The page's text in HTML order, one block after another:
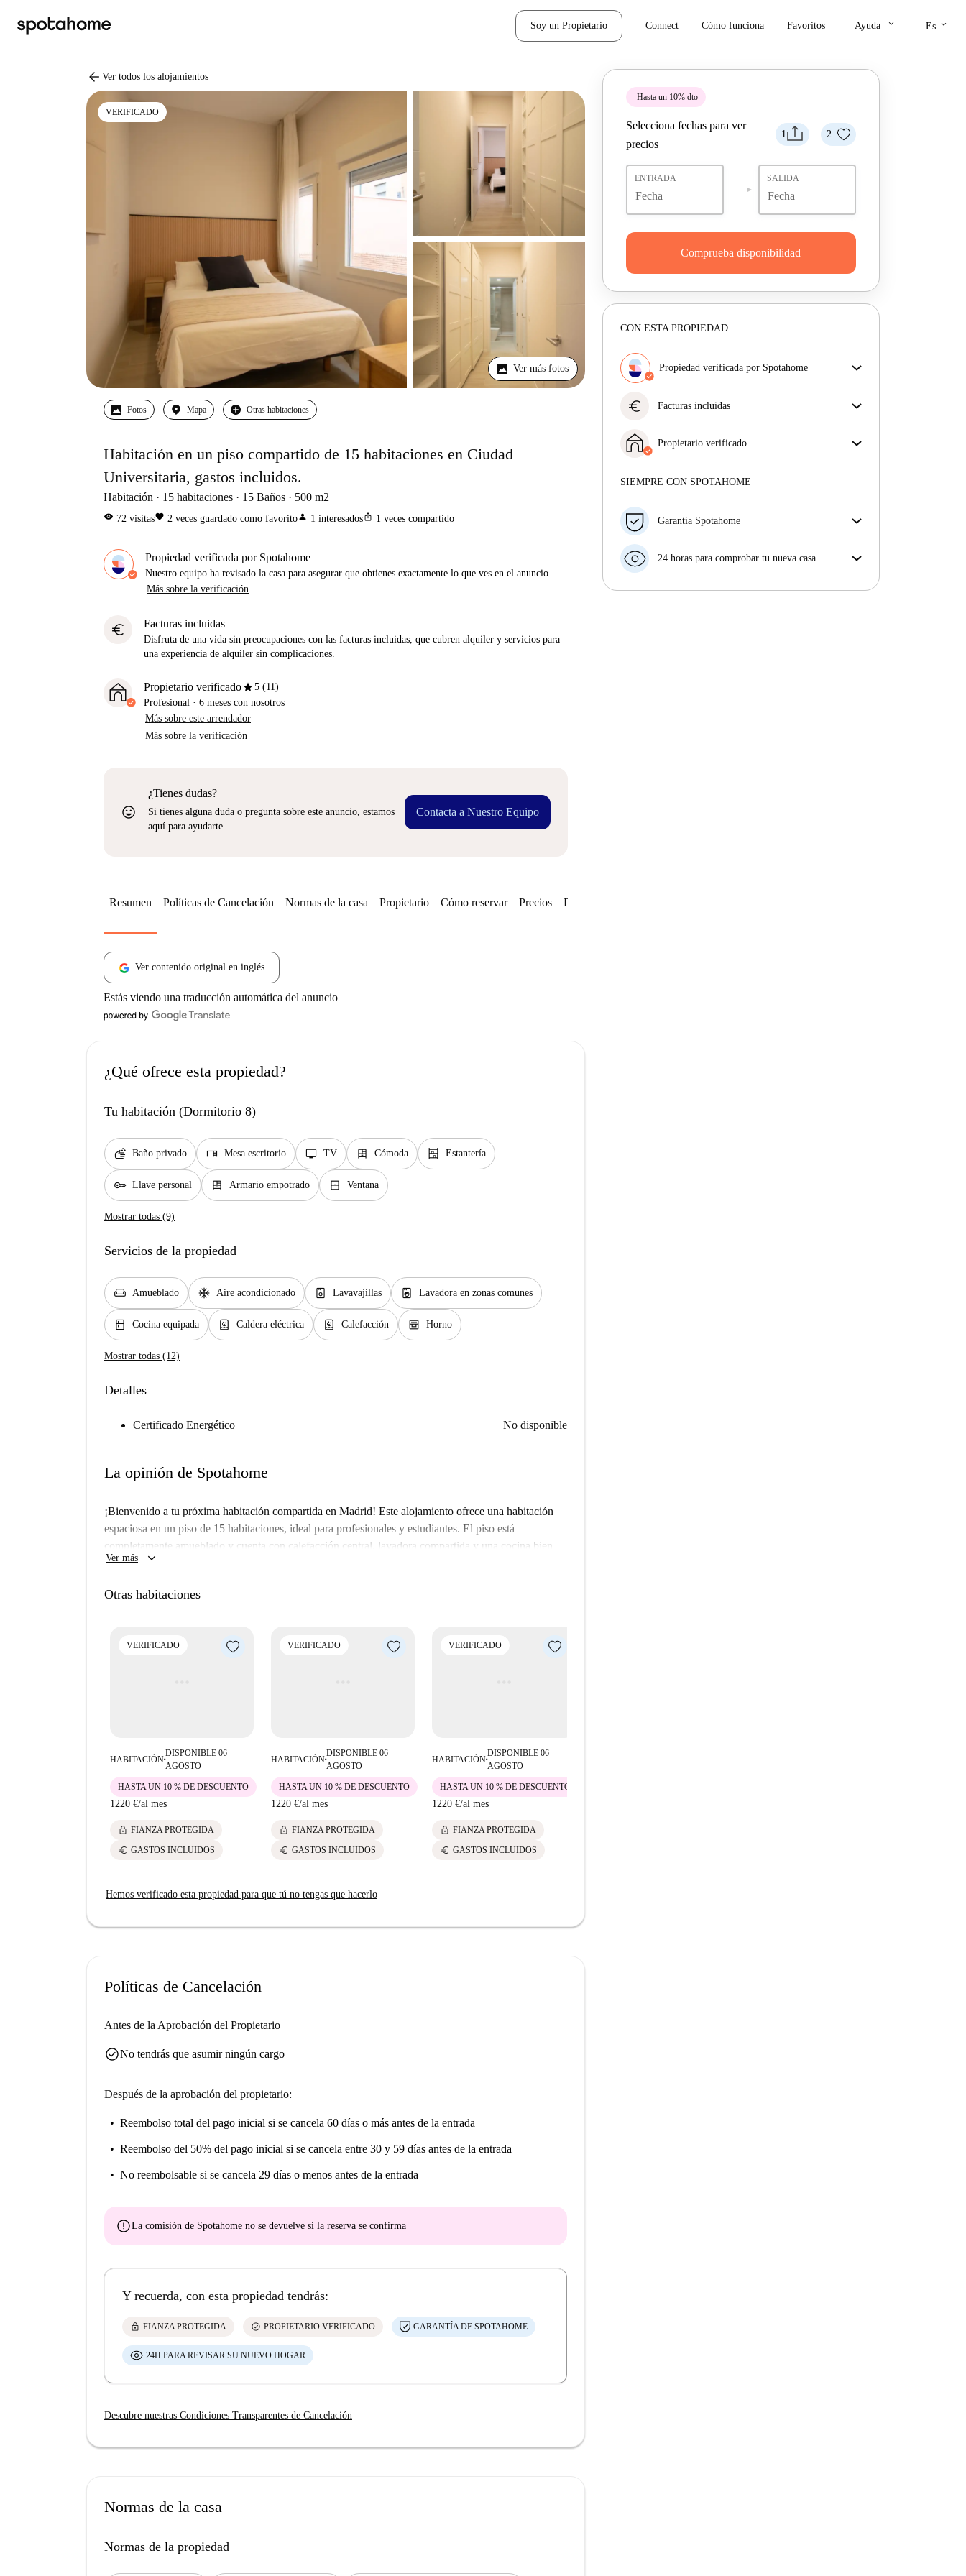
Soy un Propietario Connect Cómo funciona Favoritos Ayuda keyboard_arrow_down Es keyboard_arrow_down
arrow_back Ver todos los alojamientos
VERIFICADO
Ver más fotos
Fotos Mapa Otras habitaciones
Habitación en un piso compartido de 15 habitaciones en Ciudad
Universitaria, gastos incluidos.
Habitación 15 habitaciones 15 Baños 500 m2
visibility 72 visitasfavorite 2 veces guardado como favoritoperson 1 interesadosios_share 1 veces compartido
Propiedad verificada por Spotahome
Nuestro equipo ha revisado la casa para asegurar que obtienes exactamente lo que ves en el anuncio.
Más sobre la verificación
euro Facturas incluidas
Disfruta de una vida sin preocupaciones con las facturas incluidas, que cubren alquiler y servicios para
una experiencia de alquiler sin complicaciones.
Propietario verificadostar5 (11)
Profesional · 6 meses con nosotros
Más sobre este arrendador
Más sobre la verificación
sentiment_very_satisfied
¿Tienes dudas?
Si tienes alguna duda o pregunta sobre este anuncio, estamos
aquí para ayudarte.
Contacta a Nuestro Equipo
Hasta un 10% dto
1 2
Selecciona fechas para ver
precios
ENTRADA SALIDA
Comprueba disponibilidad
CON ESTA PROPIEDAD
Propiedad verificada por Spotahome
obtienes exactamente lo que ves en el anuncio.
euro Facturas incluidas
facturas incluidas, que cubren alquiler y servicios
para una experiencia de alquiler sin complicaciones.
Propietario verificado
Más sobre este arrendador
SIEMPRE CON SPOTAHOME
Garantía Spotahome
horas previas a la fecha de entrada, Spotahome A) te
el hotel hasta que encuentres nueva casa o B) te hará
24 horas para comprobar tu nueva casa
Resumen Políticas de Cancelación Normas de la casa Propietario Cómo reservar Precios Disponibilidades
Ver contenido original en inglés
Estás viendo una traducción automática del anuncio
¿Qué ofrece esta propiedad?
Tu habitación (Dormitorio 8)
soap Baño privado desk Mesa escritorio tv TV dresser Cómoda shelves Estantería
key Llave personal dresser Armario empotrado window_closed Ventana
Mostrar todas (9)
Servicios de la propiedad
chair Amueblado ac_unit Aire acondicionado dishwasher_gen Lavavajillas local_laundry_service Lavadora en zonas comunes
kitchen Cocina equipada water_heater Caldera eléctrica water_heater Calefacción oven_gen Horno
Mostrar todas (12)
Detalles
Certificado Energético No disponible
La opinión de Spotahome
¡Bienvenido a tu próxima habitación compartida en Madrid! Este alojamiento ofrece una habitación
espaciosa en un piso de 15 habitaciones, ideal para profesionales y estudiantes. El piso está
completamente amueblado y cuenta con calefacción central, lavadora compartida y una cocina bien
equipada con horno y lavavajillas. Además, dispone de aire acondicionado individual para mayor
encontrarás una gran variedad de opciones gastronómicas, como el restaurante indio Vamos Al Indio y
Ver más keyboard_arrow_down
Otras habitaciones
VERIFICADO
HABITACIÓN■
DISPONIBLE 06
AGOSTO
1220 €/al mes
HASTA UN 10 % DE DESCUENTO
lock FIANZA PROTEGIDA
euro GASTOS INCLUIDOS
VERIFICADO
HABITACIÓN■
DISPONIBLE 06
AGOSTO
1220 €/al mes
HASTA UN 10 % DE DESCUENTO
lock FIANZA PROTEGIDA
euro GASTOS INCLUIDOS
VERIFICADO
HABITACIÓN■
DISPONIBLE 06
AGOSTO
1220 €/al mes
HASTA UN 10 % DE DESCUENTO
lock FIANZA PROTEGIDA
euro GASTOS INCLUIDOS
Hemos verificado esta propiedad para que tú no tengas que hacerlo
Políticas de Cancelación
Antes de la Aprobación del Propietario
check_circleNo tendrás que asumir ningún cargo
Después de la aprobación del propietario:
Reembolso total del pago inicial si se cancela 60 días o más antes de la entrada
Reembolso del 50% del pago inicial si se cancela entre 30 y 59 días antes de la entrada
No reembolsable si se cancela 29 días o menos antes de la entrada
errorLa comisión de Spotahome no se devuelve si la reserva se confirma
Y recuerda, con esta propiedad tendrás:
lock FIANZA PROTEGIDA check_circle PROPIETARIO VERIFICADO GARANTÍA DE SPOTAHOME
24H PARA REVISAR SU NUEVO HOGAR
Descubre nuestras Condiciones Transparentes de Cancelación
Normas de la casa
Normas de la propiedad